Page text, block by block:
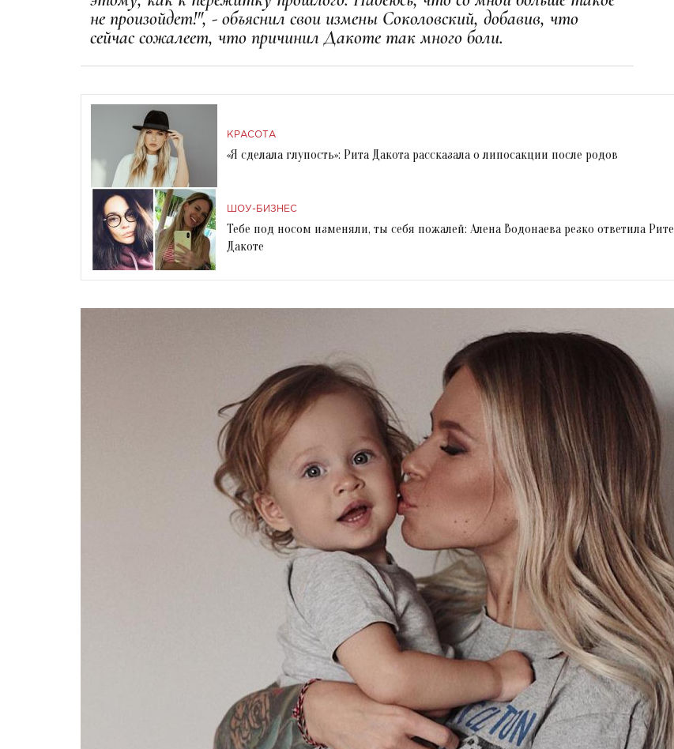
не произойдет!", - объяснил свои измены Соколовский, добавив, что
сейчас сожалеет, что причинил Дакоте так много боли.
КРАСОТА
«Я сделала глупость»: Рита Дакота рассказала о липосакции после родов
ШОУ-БИЗНЕС
Тебе под носом изменяли, ты себя пожалей: Алена Водонаева резко ответила Рите
Дакоте